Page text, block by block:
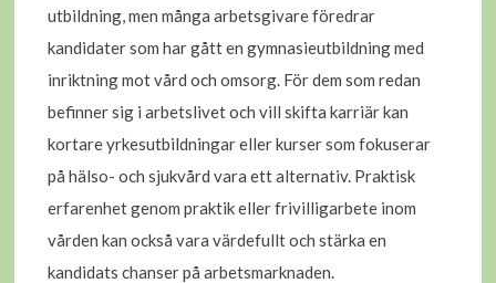
utbildning, men många arbetsgivare föredrar
kandidater som har gått en gymnasieutbildning med
inriktning mot vård och omsorg. För dem som redan
befinner sig i arbetslivet och vill skifta karriär kan
kortare yrkesutbildningar eller kurser som fokuserar
på hälso- och sjukvård vara ett alternativ. Praktisk
erfarenhet genom praktik eller frivilligarbete inom
vården kan också vara värdefullt och stärka en
kandidats chanser på arbetsmarknaden.